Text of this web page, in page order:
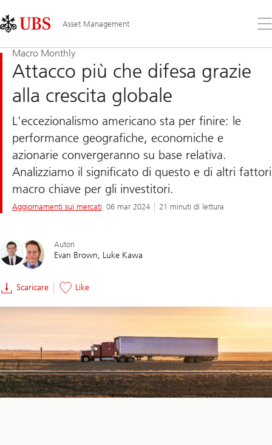
Links
Area
Asset Management
il
Macro Monthly
Attacco più che difesa grazie
alla crescita globale
L'eccezionalismo americano sta per finire: le
performance geografiche, economiche e
azionarie convergeranno su base relativa.
Analizziamo il significato di questo e di altri fattori
macro chiave per gli investitori.
Aggiornamenti sui mercati 06 mar 2024 21 minuti di lettura
Autori
Evan Brown Luke Kawa
Scaricare Like